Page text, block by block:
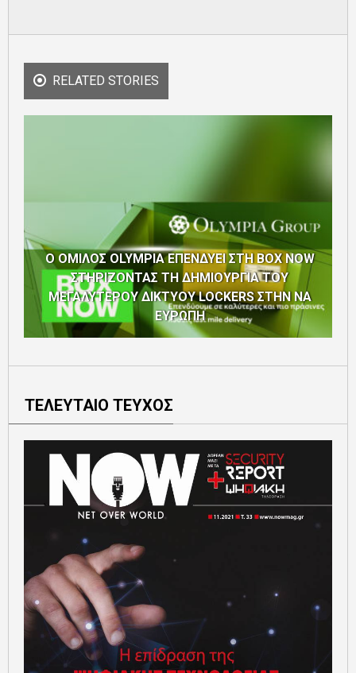
RELATED STORIES
Ο ΟΜΙΛΟΣ OLYMPIA ΕΠΕΝΔΥΕΙ ΣΤΗ BOX NOW
ΣΤΗΡΙΖΟΝΤΑΣ ΤΗ ΔΗΜΙΟΥΡΓΙΑ ΤΟΥ
ΜΕΓΑΛΥΤΕΡΟΥ ΔΙΚΤΥΟΥ LOCKERS ΣΤΗΝ ΝΑ
ΕΥΡΩΠΗ
ΤΕΛΕΥΤΑΙΟ ΤΕΥΧΟΣ